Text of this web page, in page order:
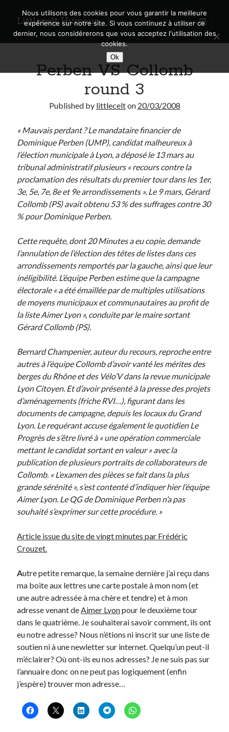
Littlecelt Humeur
open
primary
menu
Sidebar
Search
Derniers articles
Municipales 2026 : Lyon, Métropole et Caluire, mon choix pour l’avenir
Explorez les Chemins Enchantés à Vélo : Aventures Familiales près de
Lyon !
Quel Lyonnais es-tu, Renaud Ducher ?
A quand une véritable place pour le vélo à Caluire dans la Métropole de
Lyon ?
Comment je vis ma vie sur un vélo
Derniers Commentaires
Entretien ménager dans
T’as vu quoi ? #52
JFdans
C’était pas mieux avant… à Lyon
littlecelt
Comment j’ai opéré ma vélorution toute personnelle
Anthony
dans
Comment j’ai opéré ma vélorution toute personnelle
Renaud Ducher
dans
Comment j’ai opéré ma vélorution toute
personnelle
Commentaires récents
Entretien ménagerdansT’as vu quoi ? #52
JFdansC’était pas mieux avant… à Lyon
littleceltdansComment j’ai opéré ma vélorution toute personnelle
Anthony dansComment j’ai opéré ma vélorution toute personnelle
Renaud DucherdansComment j’ai opéré ma vélorution toute
personnelle
On parle de quoi ?
A Lyon
Bon plan du dimanche
Daddy
Engagé
Green
Humeur
Lectures
Lyon
Lyon à Livre Ouvert
Mini-monsieur
Non classé
Parole de Follower
Patchwork
Photos
Proust
Perben VS Collomb
round 3
Published by littlecelton 20/03/2008
« Mauvais perdant ? Le mandataire financier de
Dominique Perben (UMP), candidat malheureux à
l’élection municipale à Lyon, a déposé le 13 mars au
tribunal administratif plusieurs « recours contre la
proclamation des résultats du premier tour dans les 1er,
3e, 5e, 7e, 8e et 9e arrondissements ». Le 9 mars, Gérard
Collomb (PS) avait obtenu 53 % des suffrages contre 30
% pour Dominique Perben.
Cette requête, dont 20 Minutes a eu copie, demande
l’annulation de l’élection des têtes de listes dans ces
arrondissements remportés par la gauche, ainsi que leur
inéligibilité. L’équipe Perben estime que la campagne
électorale « a été émaillée par de multiples utilisations
de moyens municipaux et communautaires au profit de
la liste Aimer Lyon », conduite par le maire sortant
Gérard Collomb (PS).
Bernard Champenier, auteur du recours, reproche entre
autres à l’équipe Collomb d’avoir vanté les mérites des
berges du Rhône et des Vélo’V dans la revue municipale
Lyon Citoyen. Et d’avoir présenté à la presse des projets
d’aménagements (friche RVI…), figurant dans les
documents de campagne, depuis les locaux du Grand
Lyon. Le requérant accuse également le quotidien Le
Progrès de s’être livré à « une opération commerciale
mettant le candidat sortant en valeur » avec la
publication de plusieurs portraits de collaborateurs de
Collomb. « L’examen des pièces se fait dans la plus
grande sérénité », s’est contenté d’indiquer hier l’équipe
Aimer Lyon. Le QG de Dominique Perben n’a pas
souhaité s’exprimer sur cette procédure. »
Article issue du site de vingt minutes par Frédéric
Crouzet.
Autre petite remarque, la semaine dernière j’ai reçu dans
ma boite aux lettres une carte postale à mon nom (et
une autre adressée à ma chère et tendre) et à mon
adresse venant deAimer Lyonpour le deuxième tour
dans le quatrième. Je souhaiterai savoir comment, ils ont
eu notre adresse? Nous n’étions ni inscrit sur une liste de
soutien ni à une newletter sur internet. Quelqu’un peut-il
m’éclairer? Où ont-ils eu nos adresses? Je ne suis pas sur
l’annuaire donc on ne peut pas logiquement (enfin
j’espère) trouver mon adresse…
Nous utilisons des cookies pour vous garantir la meilleure
expérience sur notre site. Si vous continuez à utiliser ce
dernier, nous considérerons que vous acceptez l'utilisation des
cookies.
Ok